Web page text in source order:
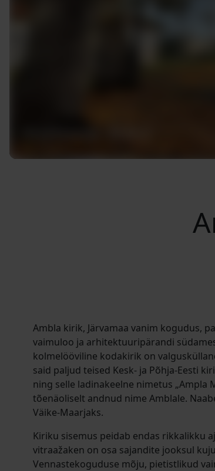
Ambla kirik, Järvamaa vanim kogudus,
vaimuloo ja arhitektuuripärandi
kolmelööviline kodakirik on
said paljud teised Kesk- ja Põhja-Eesti
ning selle ladinakeelne nimetus „Ampla
tõenäoliselt andnud nime Amblale.
Väike-Maarjaks.
Kiriku sisemus peidab endas rikkalikku
vitraažaken on osa sajandite jooksul
Vennastekoguduse mõju, pietistlikud